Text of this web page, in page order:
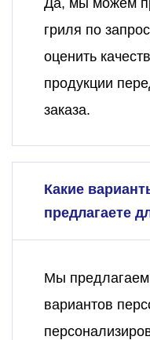
Да, мы можем
гриля по
оценить
продукции
заказа.
Какие
предлагаете
Мы предлагаем
вариантов